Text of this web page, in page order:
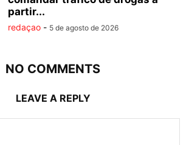
partir...
redaçao - 5 de agosto de 2026
NO COMMENTS
LEAVE A REPLY